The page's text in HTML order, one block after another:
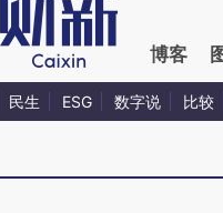
博客
民生 ESG 数字说 比较